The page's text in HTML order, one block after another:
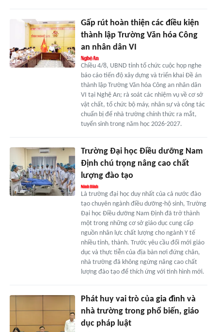
Gấp rút hoàn thiện các điều kiện
thành lập Trường Văn hóa Công
an nhân dân VI
Chiều 4/8, UBND tỉnh tổ chức cuộc họp nghe
báo cáo tiến độ xây dựng và triển khai Đề án
thành lập Trường Văn hóa Công an nhân dân
VI tại Nghệ An; rà soát các nhiệm vụ về cơ sở
vật chất, tổ chức bộ máy, nhân sự và công tác
chuẩn bị để nhà trường chính thức ra mắt,
tuyển sinh trong năm học 2026-2027.
Trường Đại học Điều dưỡng Nam
Định chú trọng nâng cao chất
lượng đào tạo
Là trường đại học duy nhất của cả nước đào
tạo chuyên ngành điều dưỡng-hộ sinh, Trường
Đại học Điều dưỡng Nam Định đã trở thành
một trong những cơ sở giáo dục cung cấp
nguồn nhân lực chất lượng cho ngành Y tế
nhiều tỉnh, thành. Trước yêu cầu đổi mới giáo
dục và thực tiễn của địa bàn nơi đứng chân,
nhà trường đã không ngừng nâng cao chất
lượng đào tạo để thích ứng với tình hình mới.
Phát huy vai trò của gia đình và
nhà trường trong phổ biến, giáo
dục pháp luật